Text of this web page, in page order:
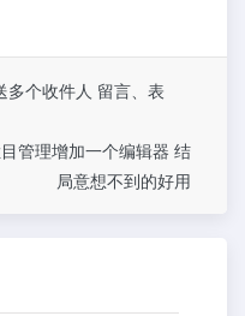
个收件人 留言、表
管理增加一个编辑器 结
局意想不到的好用